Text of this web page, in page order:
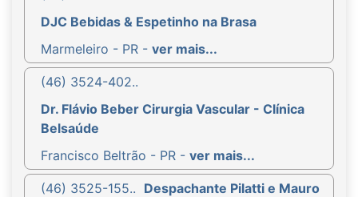
DJC Bebidas & Espetinho na Brasa
Marmeleiro - PR - ver mais...
(46) 3524-402..
Dr. Flávio Beber Cirurgia Vascular - Clínica
Belsaúde
Francisco Beltrão - PR - ver mais...
(46) 3525-155.. Despachante Pilatti e Mauro